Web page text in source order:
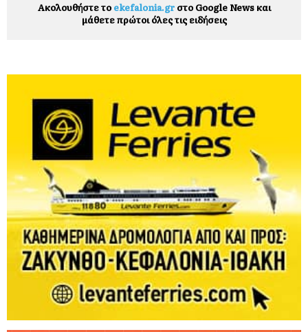
Ακολουθήστε το ekefalonia.grστο Google News και
μάθετε πρώτοι όλες τις ειδήσεις